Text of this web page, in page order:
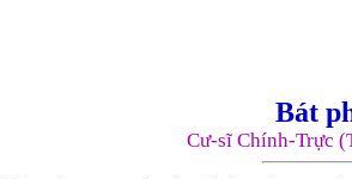
Bát
Cư-sĩ Chính-Trực